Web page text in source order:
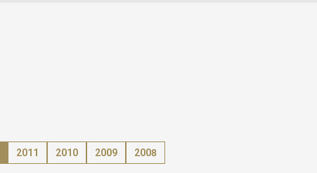
2011 2010 2009 2008